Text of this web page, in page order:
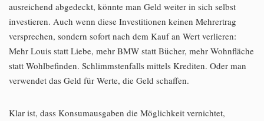
ausreichend abgedeckt, könnte man Geld weiter in sich selbst
investieren. Auch wenn diese Investitionen keinen Mehrertrag
versprechen, sondern sofort nach dem Kauf an Wert verlieren:
Mehr Louis statt Liebe, mehr BMW statt Bücher, mehr Wohnfläche
statt Wohlbefinden. Schlimmstenfalls mittels Krediten. Oder man
verwendet das Geld für Werte, die Geld schaffen.
Klar ist, dass Konsumausgaben die Möglichkeit vernichtet,